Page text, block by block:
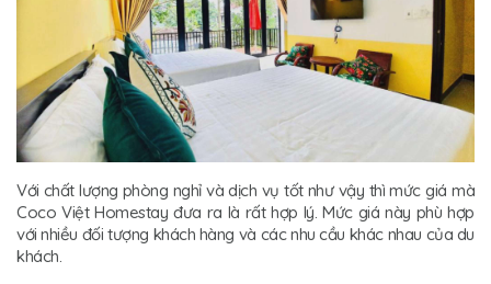
Với chất lượng phòng nghỉ và dịch vụ tốt như vậy thì mức giá mà
Coco Việt Homestay đưa ra là rất hợp lý. Mức giá này phù hợp
với nhiều đối tượng khách hàng và các nhu cầu khác nhau của du
khách.